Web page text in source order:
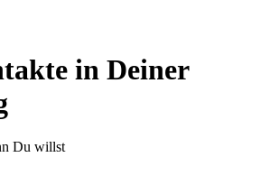
in Deiner
Du willst